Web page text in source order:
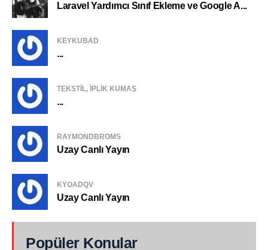
Laravel Yardımcı Sınıf Ekleme ve Google A...
KEYKUBAD
...
TEKSTIL, IPLIK KUMAŞ
...
RAYMONDBROMS
Uzay Canlı Yayın
KYOADQV
Uzay Canlı Yayın
Popüler Konular